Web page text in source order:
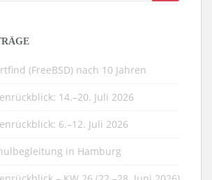
(FreeBSD) nach 10 Jahren
14.–20. Juli 2026
6.–12. Juli 2026
in Hamburg